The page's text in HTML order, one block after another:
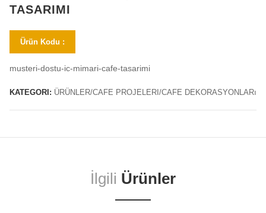
TASARIMI
Ürün Kodu :
musteri-dostu-ic-mimari-cafe-tasarimi
KATEGORI: ÜRÜNLER/CAFE PROJELERI/CAFE DEKORASYONLARı
İlgili Ürünler